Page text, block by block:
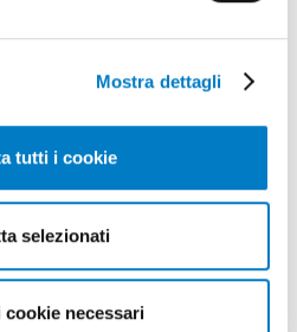
Mostra dettagli
tutti i cookie
selezionati
cookie necessari
Gunnedah, Nsw
DAYS